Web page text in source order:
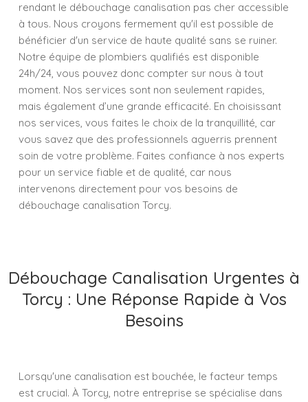
rendant le débouchage canalisation pas cher accessible
à tous. Nous croyons fermement qu'il est possible de
bénéficier d'un service de haute qualité sans se ruiner.
Notre équipe de plombiers qualifiés est disponible
24h/24, vous pouvez donc compter sur nous à tout
moment. Nos services sont non seulement rapides,
mais également d’une grande efficacité. En choisissant
nos services, vous faites le choix de la tranquillité, car
vous savez que des professionnels aguerris prennent
soin de votre problème. Faites confiance à nos experts
pour un service fiable et de qualité, car nous
intervenons directement pour vos besoins de
débouchage canalisation Torcy.
Débouchage Canalisation Urgentes à
Torcy : Une Réponse Rapide à Vos
Besoins
Lorsqu'une canalisation est bouchée, le facteur temps
est crucial. À Torcy, notre entreprise se spécialise dans